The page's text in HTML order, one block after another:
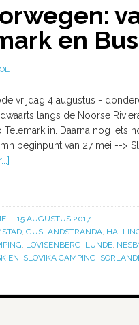
en
vrijdag 4 augustus -
langs de Noorse
Telemark in. Daarna nog iets
beginpunt van 27 mei -->
– 15 AUGUSTUS 2017
, GUSLANDSTRANDA,
, LOVISENBERG, LUNDE,
, SLOVIKA CAMPING,